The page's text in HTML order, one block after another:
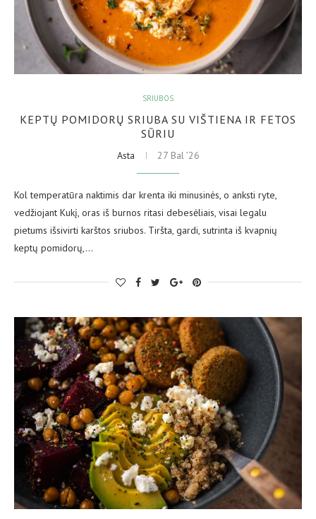
SRIUBOS
KEPTŲ POMIDORŲ SRIUBA SU VIŠTIENA IR FETOS
SŪRIU
Asta 27 Bal ’26
Kol temperatūra naktimis dar krenta iki minusinės, o anksti ryte,
vedžiojant Kukį, oras iš burnos ritasi debesėliais, visai legalu
pietums išsivirti karštos sriubos. Tiršta, gardi, sutrinta iš kvapnių
keptų pomidorų,…